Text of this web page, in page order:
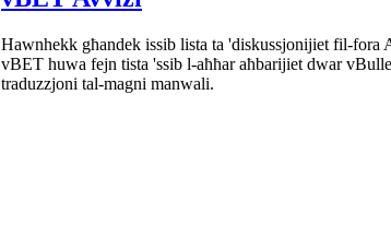
Hawnhekk għandek issib lista ta 'diskussjonijiet fil-
vBET huwa fejn tista 'ssib l-aħħar aħbarijiet dwar
traduzzjoni tal-magni manwali.